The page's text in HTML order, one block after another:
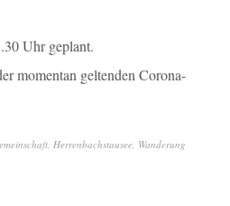
Uhr geplant.
momentan geltenden Corona-
, Herrenbachstausee, Wanderung